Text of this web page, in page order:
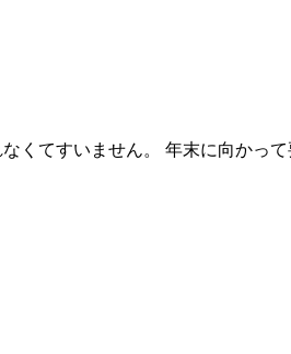
くてすいません。 年末に向かっ